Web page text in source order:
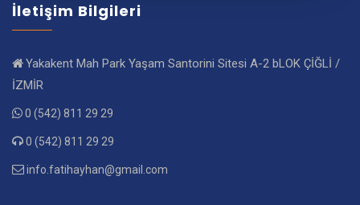
İletişim Bilgileri
Yakakent Mah Park Yaşam Santorini Sitesi A-2 bLOK ÇİĞLİ /
İZMİR
0 (542) 811 29 29
0 (542) 811 29 29
info.fatihayhan@gmail.com